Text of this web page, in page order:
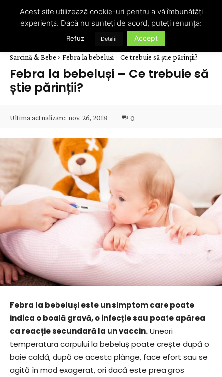
Sarcină & Bebe Febra la bebeluși – Ce trebuie să știe părinții?
Febra la bebeluși – Ce trebuie să
știe părinții?
Ultima actualizare: nov. 26, 2018 0
Febra la bebeluși este un simptom care poate
indica o boală gravă, o infecție sau poate apărea
ca reacție secundară la un vaccin.Uneori
temperatura corpului la bebeluș poate crește după o
baie caldă, după ce acesta plânge, face efort sau se
agită în mod exagerat, ori dacă este prea gros
Acest site utilizează cookie-uri pentru a vă îmbunătăți
experiența. Dacă nu sunteți de acord, puteți renunța:
Refuz Detalii Accept